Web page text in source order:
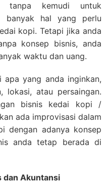
tanpa kemudi untuk
banyak hal yang perlu
kopi. Tetapi jika anda
konsep bisnis, anda
waktu dan uang.
yang anda inginkan,
lokasi, atau persaingan.
bisnis kedai kopi /
ada improvisasi dalam
dengan adanya konsep
anda tetap berada di
dan Akuntansi